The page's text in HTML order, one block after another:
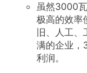
虽然3000
极高的效率
旧、人工
满的企业，
利润。